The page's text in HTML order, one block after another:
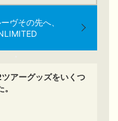
ヴその先へ、
アーグッズをいくつ